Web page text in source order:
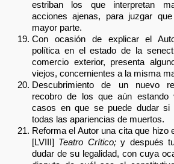
estriban los que interpretan
acciones ajenas, para juzgar
mayor parte.
Con ocasión de explicar el
política en el estado de la
comercio exterior, presenta
viejos, concernientes a la misma
Descubrimiento de un nuevo
recobro de los que aún
casos en que se puede dudar si
todas las apariencias de muertos.
Reforma el Autor una cita que hizo
[LVIII] Teatro Crítico;y después
dudar de su legalidad, con cuya